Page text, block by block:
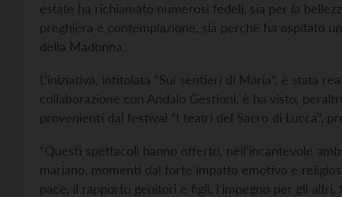
estate ha richiamato numerosi fedeli, sia per la
preghiera e contemplazione, sia perché ha ospitato
della Madonna.
L'iniziativa, intitolata “Sui sentieri di Maria”, è stata
collaborazione con Andalo Gestioni, è ha visto,
provenienti dal festival “I teatri del Sacro di Lucca”,
“Questi spettacoli hanno offerto, nell’incantevole
mariano, momenti dal forte impatto emotivo e
pace, il rapporto genitori e figli, l'impegno per gli